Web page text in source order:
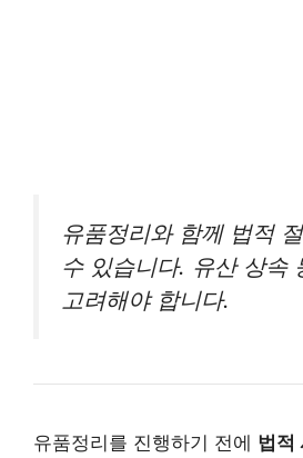
유품정리와 함께 법적
수 있습니다. 유산 상속
고려해야 합니다.
유품정리를 진행하기 전에 법적